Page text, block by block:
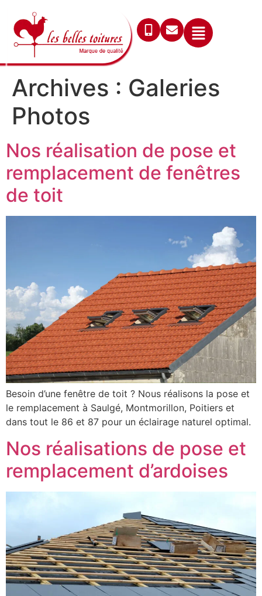
Archives : Galeries
Photos
Nos réalisation de pose et
remplacement de fenêtres
de toit
Besoin d’une fenêtre de toit ? Nous réalisons la pose et
le remplacement à Saulgé, Montmorillon, Poitiers et
dans tout le 86 et 87 pour un éclairage naturel optimal.
Nos réalisations de pose et
remplacement d’ardoises